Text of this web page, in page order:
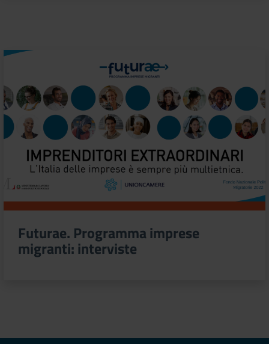
Futurae. Programma imprese
migranti: interviste